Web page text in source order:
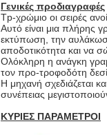
Γενικές προδιαγραφές
Tp-χρώμιο οι σειρές
Αυτό είναι μια πλήρης
εκτύπωση, την
αποδοτικότητα και να
Ολόκληρη η ανάγκη
τον προ-τροφοδότη
Η μηχανή σχεδιάζεται
συνέπειας
ΚΥΡΙΕΣ ΠΑΡΑΜΕΤΡΟΙ